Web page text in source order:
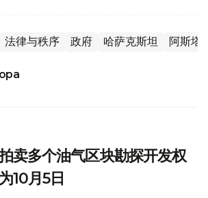
法律与秩序 政府 哈萨克斯坦 阿斯塔
卖多个油气区块勘探开发权
10月5日